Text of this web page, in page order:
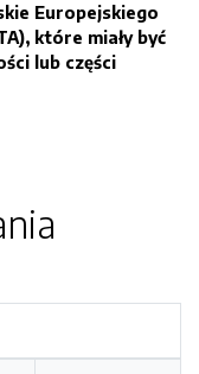
Europejskiego
które miały być
lub części